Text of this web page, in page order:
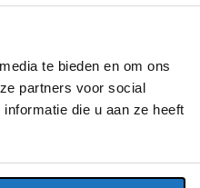
te bieden en om ons
partners voor social
die u aan ze heeft